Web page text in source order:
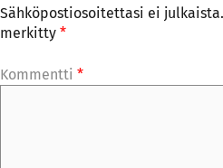
Sähköpostiosoitettasi ei julkaista.
merkitty *
Kommentti *